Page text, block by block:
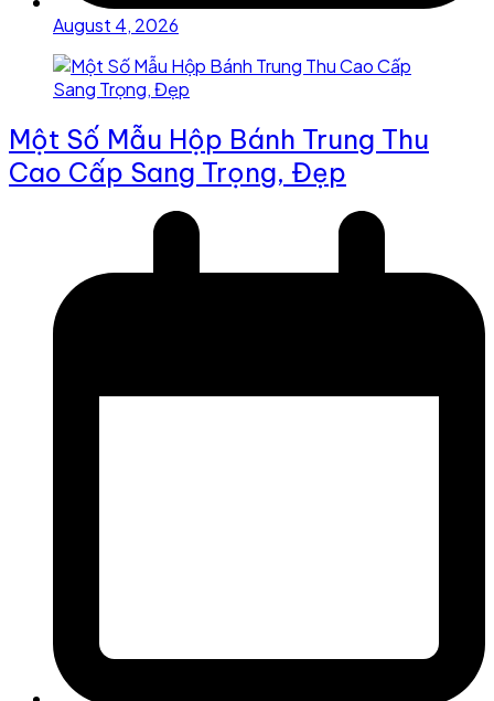
August 4, 2026
Một Số Mẫu Hộp Bánh Trung Thu
Cao Cấp Sang Trọng, Đẹp